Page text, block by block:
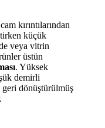
kırıntılarından
küçük
veya vitrin
üstün
. Yüksek
demirli
dönüştürülmüş